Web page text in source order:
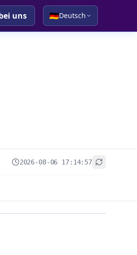
uns 🇩🇪Deutsch
2026-08-06 17:14:57